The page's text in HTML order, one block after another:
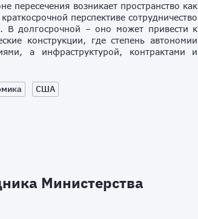
пересечения возникает пространство как
перспективе сотрудничество
В долгосрочной – оно может привести к
конструкции, где степень автономии
а инфраструктурой, контрактами и
США
Министерства